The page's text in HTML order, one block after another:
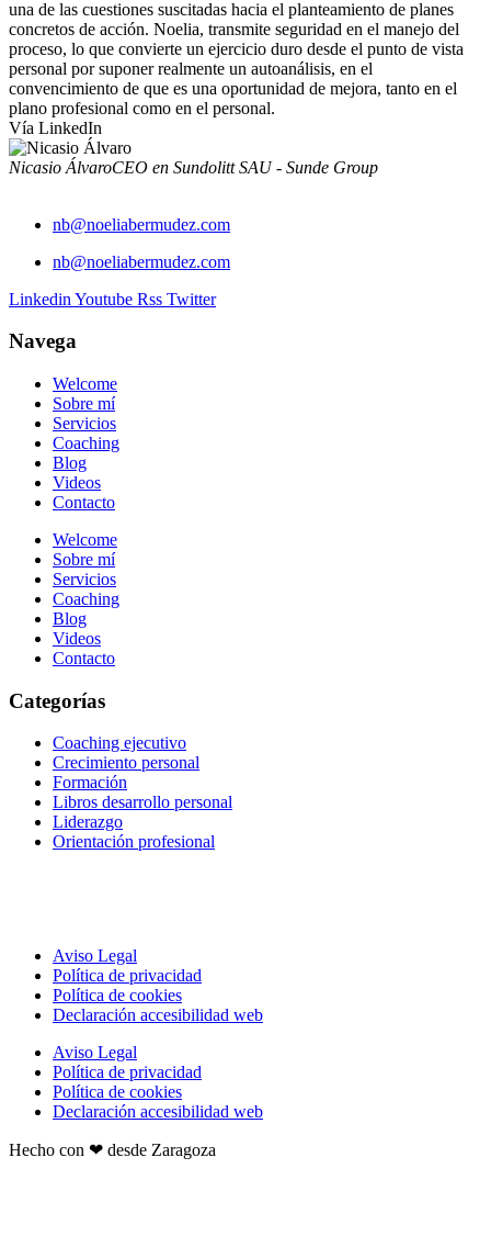
una de las cuestiones suscitadas hacia el planteamiento de planes
concretos de acción. Noelia, transmite seguridad en el manejo del
proceso, lo que convierte un ejercicio duro desde el punto de vista
personal por suponer realmente un autoanálisis, en el
convencimiento de que es una oportunidad de mejora, tanto en el
plano profesional como en el personal.
Vía LinkedIn
Nicasio ÁlvaroCEO en Sundolitt SAU - Sunde Group
nb@noeliabermudez.com
nb@noeliabermudez.com
Linkedin Youtube Rss Twitter
Navega
Welcome
Sobre mí
Servicios
Coaching
Blog
Videos
Contacto
Welcome
Sobre mí
Servicios
Coaching
Blog
Videos
Contacto
Categorías
Coaching ejecutivo
Crecimiento personal
Formación
Libros desarrollo personal
Liderazgo
Orientación profesional
Aviso Legal
Política de privacidad
Política de cookies
Declaración accesibilidad web
Aviso Legal
Política de privacidad
Política de cookies
Declaración accesibilidad web
Hecho con ❤ desde Zaragoza